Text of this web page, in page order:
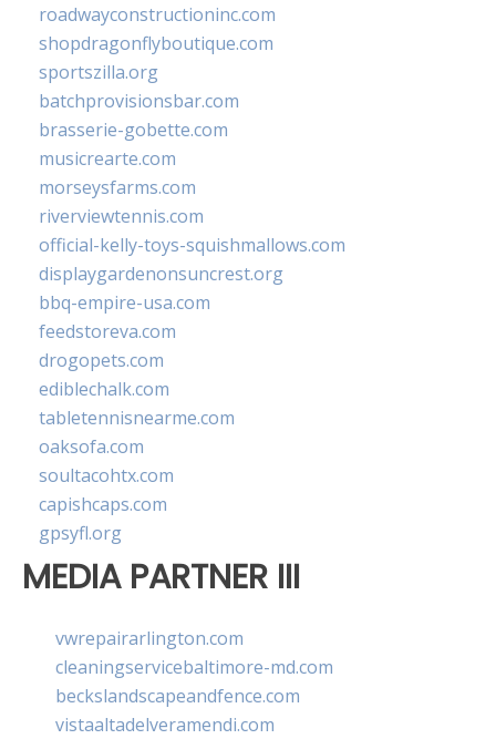
roadwayconstructioninc.com
shopdragonflyboutique.com
sportszilla.org
batchprovisionsbar.com
brasserie-gobette.com
musicrearte.com
morseysfarms.com
riverviewtennis.com
official-kelly-toys-squishmallows.com
displaygardenonsuncrest.org
bbq-empire-usa.com
feedstoreva.com
drogopets.com
ediblechalk.com
tabletennisnearme.com
oaksofa.com
soultacohtx.com
capishcaps.com
gpsyfl.org
MEDIA PARTNER III
vwrepairarlington.com
cleaningservicebaltimore-md.com
beckslandscapeandfence.com
vistaaltadelveramendi.com